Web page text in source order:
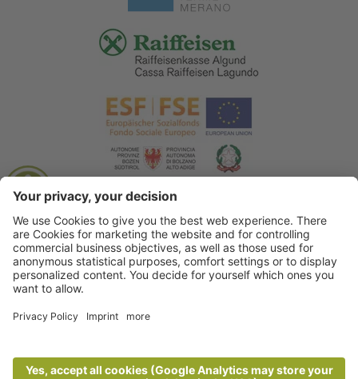
© 2026 Tourismusverein Algund . Impressum .
Datenschutzerklärung . Barrierefreiheitserklärung . Sitemap .
Cookie Einstellungen